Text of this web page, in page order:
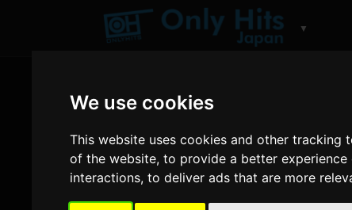
We use cookies
This website uses cookies and other
of the website,to provide a better experience
interactions,to deliver ads that are more
▼